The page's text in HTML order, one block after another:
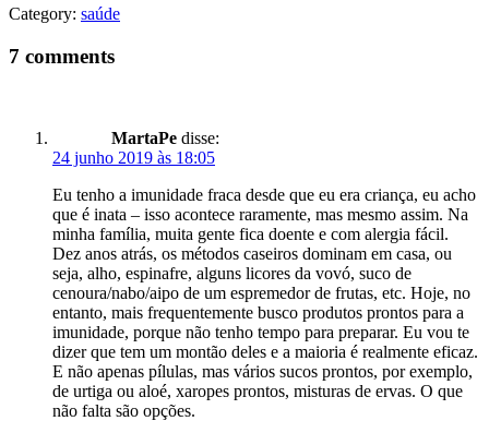
Category: saúde
7 comments
MartaPe disse:
24 junho 2019 às 18:05
Eu tenho a imunidade fraca desde que eu era criança, eu acho
que é inata – isso acontece raramente, mas mesmo assim. Na
minha família, muita gente fica doente e com alergia fácil.
Dez anos atrás, os métodos caseiros dominam em casa, ou
seja, alho, espinafre, alguns licores da vovó, suco de
cenoura/nabo/aipo de um espremedor de frutas, etc. Hoje, no
entanto, mais frequentemente busco produtos prontos para a
imunidade, porque não tenho tempo para preparar. Eu vou te
dizer que tem um montão deles e a maioria é realmente eficaz.
E não apenas pílulas, mas vários sucos prontos, por exemplo,
de urtiga ou aloé, xaropes prontos, misturas de ervas. O que
não falta são opções.